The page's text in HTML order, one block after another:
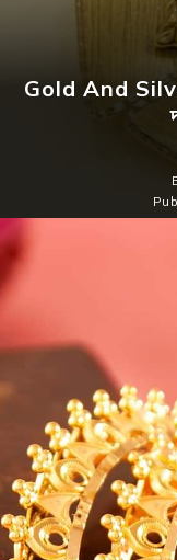
Gold And